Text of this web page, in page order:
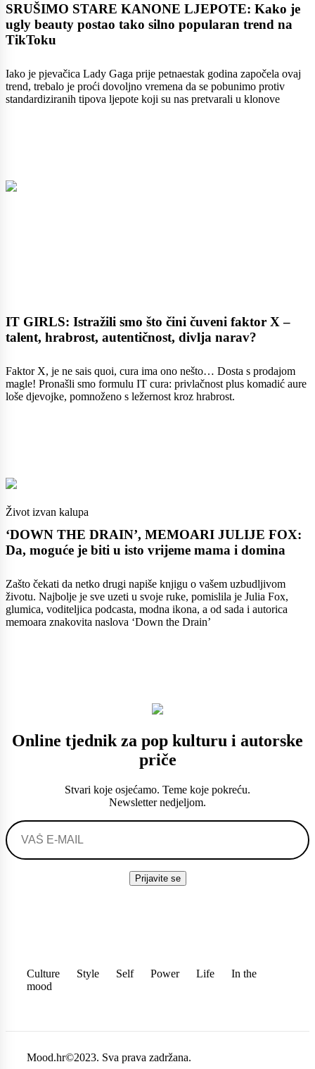
SRUŠIMO STARE KANONE LJEPOTE: Kako je
ugly beauty postao tako silno popularan trend na
TikToku
Iako je pjevačica Lady Gaga prije petnaestak godina započela ovaj
trend, trebalo je proći dovoljno vremena da se pobunimo protiv
standardiziranih tipova ljepote koji su nas pretvarali u klonove
IT GIRLS: Istražili smo što čini čuveni faktor X –
talent, hrabrost, autentičnost, divlja narav?
Faktor X, je ne sais quoi, cura ima ono nešto… Dosta s prodajom
magle! Pronašli smo formulu IT cura: privlačnost plus komadić aure
loše djevojke, pomnoženo s ležernost kroz hrabrost.
Život izvan kalupa
‘DOWN THE DRAIN’, MEMOARI JULIJE FOX:
Da, moguće je biti u isto vrijeme mama i domina
Zašto čekati da netko drugi napiše knjigu o vašem uzbudljivom
životu. Najbolje je sve uzeti u svoje ruke, pomislila je Julia Fox,
glumica, voditeljica podcasta, modna ikona, a od sada i autorica
memoara znakovita naslova ‘Down the Drain’
Online tjednik za pop kulturu i autorske
priče
Stvari koje osjećamo. Teme koje pokreću.
Newsletter nedjeljom.
Culture Style Self Power Life
In the
mood
Mood.hr©2023. Sva prava zadržana.